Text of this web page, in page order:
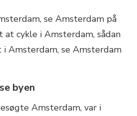
byen
Amsterdam, var i